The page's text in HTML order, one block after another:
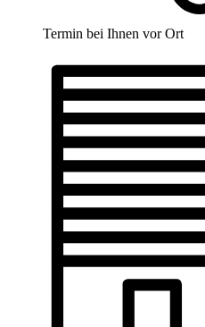
Termin bei Ihnen vor Ort